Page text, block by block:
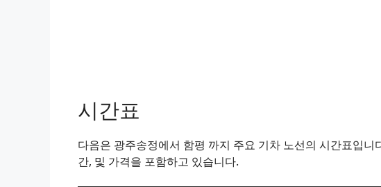
시간표
다음은 광주송정에서 함평 까지 주요 기차 노선의 시간표입니
간, 및 가격을 포함하고 있습니다.